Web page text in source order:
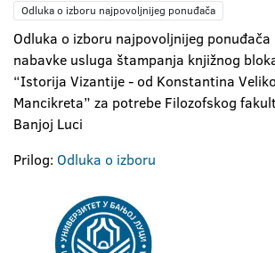
Odluka o izboru najpovoljnijeg ponuđača
Odluka o izboru najpovoljnijeg
nabavke usluga štampanja knjižnog
“Istorija Vizantije - od Konstantina
Mancikreta” za potrebe Filozofskog
Banjoj Luci
Prilog: Odluka o izboru